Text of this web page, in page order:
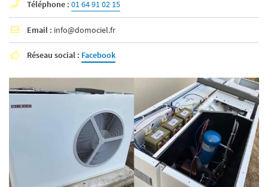
 Téléphone : 01 64 91 02 15
 Email : info@domociel.fr
 Réseau social : Facebook